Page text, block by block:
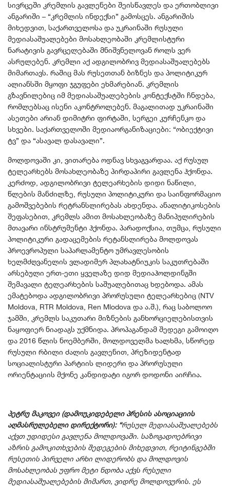
სივრცეში კრემლის გავლენები შეისწავლეს და ერთობლივი
ანგარიში – “კრემლის ინდექსი” გამოსცეს. ანგარიშის
მიხედვით, საქართველოსა და უკრაინაში რუსული
მედიასაშუალებები მოსახლეობაში კრემლისტური
ნარატივის გავრცელებაში მნიშვნელოვან როლს ვერ
ასრულებენ. კრემლი აქ ადგილობრივ მედიასაშუალებებს
მიმართავს. რაშიც მას რუსეთთან ბიზნეს და პოლიტიკურ
ალიანსში მყოფი ჯგუფები ეხმარებიან. კრემლის
გზავნილებიც იმ მედიასაშუალებების კონტექსტში ჩნდება,
რომლებსაც ისენი აკონტროლებენ. მაგალითად უკრაინაში
ასეთები არიან დიმიტრი ფირტაში, სერგეი კურჩენკო და
სხვები. საქართველოში მედიაორგანიზაციები: “ობიექტივი
ტვ” და “ასავალ დასავალი”.
მოლდოვაში კი, ვითარება ოდნავ სხვაგვარდაა. აქ რუსულ
ტელეარხებს მოსახლეობაზე პირდაპირი გავლენა ჰქონდა.
კერძოდ, ადგილობრივი ტელეარხების დიდი ნაწილი,
წლების მანძილზე, რუსული პოლიტიკური და საინფორმაციო
გამოშვებების რეტრანსლირებას ახდენდა. ანალიტიკოსების
შეფასებით, კრემლს ამით მოსახლეობაზე მანიპულირების
მთავარი ინსტრუმენტი ჰქონდა. პარადოქსია, თუმცა, რუსული
პოლიტიკური გადაცემების რეტანსლირება მოლდოვას
პროევროპული საპარლამენტო უმრავლესობის
ხელმძღვანელის ვლადიმერ პლახატნიუკის საკუთრებაში
არსებული ერთ-ეთი ყველაზე დიდ მედიაჰოლდინგში
შემავალი ტელეარხების საშუალებითაც ხდებოდა. ამას
ემატებოდა ადგილობრივი პრორუსული ტელეარხებიც (NTV
Moldova, RTR Moldova, Ren Mlodova და ა.შ.), რაც საბოლოო
ჯამში, კრემლს საკუთარი მიზნების განხორციელებისთვის
ნაყოფიერ ნიადაგს უქმნიდა. პროპაგანდამ შედეგი გამოიღო
და 2016 წლის ნოემბერში, მოლდოველმა ხალხმა, სწორედ
რუსული რბილი ძალის გავლენით, პრეზიდენტად
სოციალისტური პარტიის ლიდერი და პრორუსული
ორიენტაციის მქონე კანდიდატი იგორ დოდონი აირჩია.
პეტრუ მაკოვეი (დამოუკიდებელი პრესის ასოციაციის
აღმასრულებელი დირექტორი): “რუსულ მედიასაშუალებებს
აქვთ უდიდესი გავლენა მოლდოვაში. საზოგადოებრივი
აზრის გამოკითხვების შედეგების მიხედვით, რეიტინგებში
რუსეთის პირველი არხი ლიდერობს და მოლდოვის
მოსახლეობას უფრო მეტი ნდობა აქვს რუსული
მედიასაშუალებების მიმართ, ვიდრე მოლდოვურის. ეს